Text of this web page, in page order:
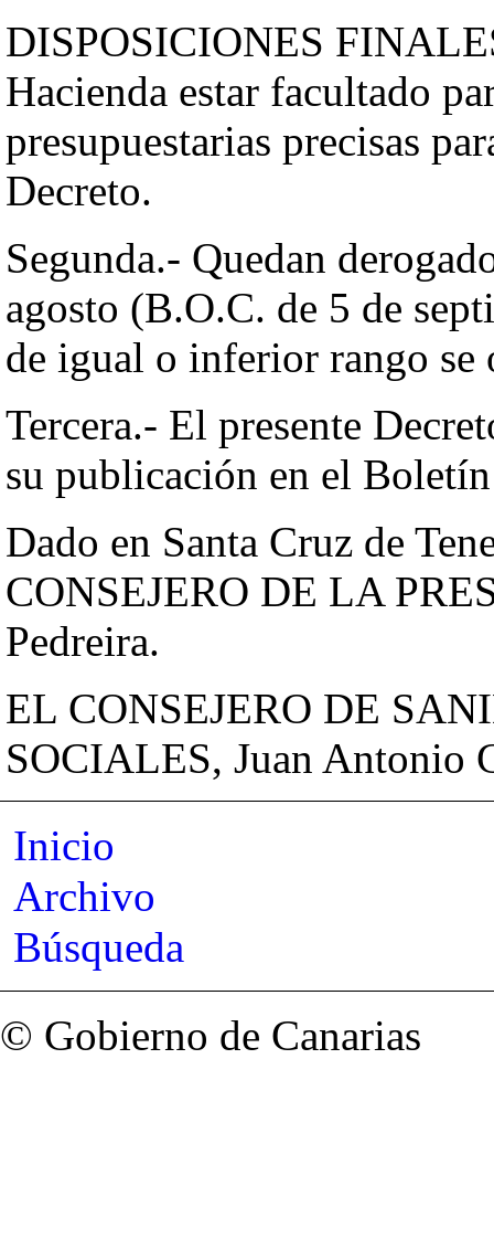
DISPOSICIONES
Hacienda estar facultado
presupuestarias precisas
Decreto.
Segunda.- Quedan
agosto (B.O.C. de 5 de
de igual o inferior rango se
Tercera.- El presente
su publicación en el
Dado en Santa Cruz de
CONSEJERO DE LA
Pedreira.
EL CONSEJERO DE
SOCIALES, Juan Antonio
Inicio
Archivo
Búsqueda
© Gobierno de Canarias